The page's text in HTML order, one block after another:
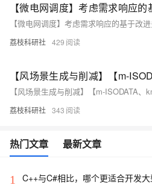
荔枝科研社 429
荔枝科研社 343
热门文章 最新文章
1 C++与C#相比，哪个更适合开发大